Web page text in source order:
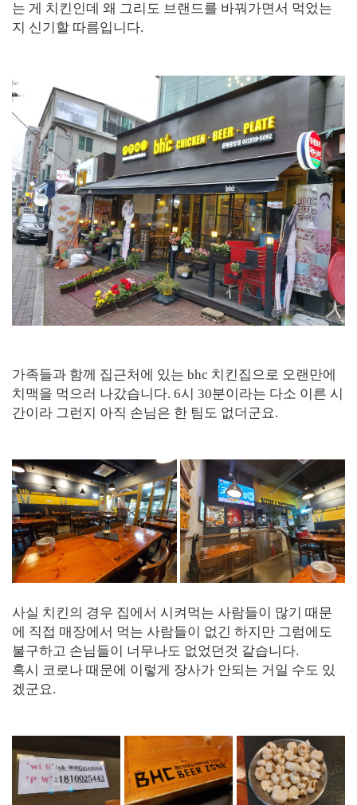
는 게 치킨인데 왜 그리도 브랜드를 바꿔가면서 먹었는
지 신기할 따름입니다.
가족들과 함께 집근처에 있는 bhc 치킨집으로 오랜만에
치맥을 먹으러 나갔습니다. 6시 30분이라는 다소 이른 시
간이라 그런지 아직 손님은 한 팀도 없더군요.
사실 치킨의 경우 집에서 시켜먹는 사람들이 많기 때문
에 직접 매장에서 먹는 사람들이 없긴 하지만 그럼에도
불구하고 손님들이 너무나도 없었던것 같습니다.
혹시 코로나 때문에 이렇게 장사가 안되는 거일 수도 있
겠군요.